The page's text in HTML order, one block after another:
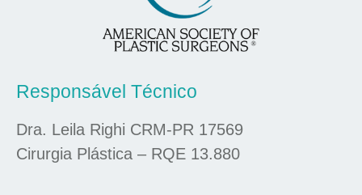
Responsável Técnico
Dra. Leila Righi CRM-PR 17569
Cirurgia Plástica – RQE 13.880